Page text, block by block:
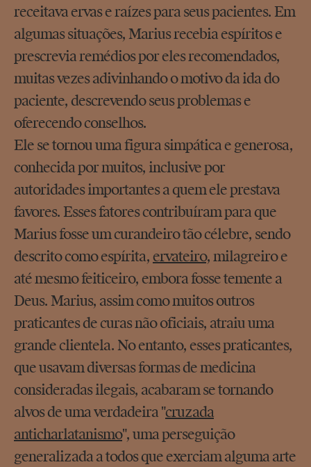
receitava ervas e raízes para seus pacientes. Em
algumas situações, Marius recebia espíritos e
prescrevia remédios por eles recomendados,
muitas vezes adivinhando o motivo da ida do
paciente, descrevendo seus problemas e
oferecendo conselhos.
Ele se tornou uma figura simpática e generosa,
conhecida por muitos, inclusive por
autoridades importantes a quem ele prestava
favores. Esses fatores contribuíram para que
Marius fosse um curandeiro tão célebre, sendo
descrito como espírita, ervateiro, milagreiro e
até mesmo feiticeiro, embora fosse temente a
Deus. Marius, assim como muitos outros
praticantes de curas não oficiais, atraiu uma
grande clientela. No entanto, esses praticantes,
que usavam diversas formas de medicina
consideradas ilegais, acabaram se tornando
alvos de uma verdadeira "cruzada
anticharlatanismo", uma perseguição
generalizada a todos que exerciam alguma arte